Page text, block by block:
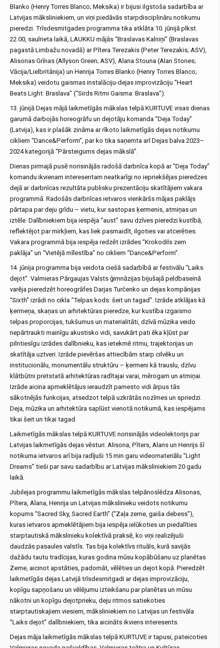
Blanko (Henry Torres Blanco; Meksika) ir bijusi ilgstoša sadarbība ar
Latvijas māksliniekiem, un viņi piedāvās starpdisciplināru notikumu
pieredzi. Trīsdesmitgades programma tika atklāta 10. jūnijā plkst.
22.00, saulrieta laikā, LAUKKU mājās “Braslavas Kalniņi” (Braslavas
pagastā Limbažu novadā) ar Pītera Terezakis (Peter Terezakis; ASV),
Alisonas Grīnas (Allyson Green; ASV), Alana Stouna (Alan Stones;
Vācija/Lielbritānija) un Henrija Torres Blanko (Henry Torres Blanco;
Meksika) veidotu gaismas instalāciju-dejas improvizāciju “Heart
Beats Light: Braslava” (“Sirds Ritmi Gaisma: Braslava”).
13. jūnijā Dejas mājā laikmetīgās mākslas telpā KURTUVE visas dienas
garumā darbojās horeogrāfu un dejotāju komanda “Deja Today”
(Latvija), kas ir plašāk zināma ar rīkoto laikmetīgās dejas notikumu
cikliem “Dance&Perform”, par ko tika saņemta arī Dejas balva 2023–
2024 kategorijā “Pārsteigums dejas mākslā”.
Dienas pirmajā pusē norisinājās radošā darbnīca kopā ar “Deja Today”
komandu ikvienam interesentam neatkarīgi no iepriekšējas pieredzes
dejā ar darbnīcas rezultāta publisku prezentāciju skatītājiem vakara
programmā. Radošās darbnīcas ietvaros vienkāršs mājas paklājs
pārtapa par deju grīdu – vietu, kur sastopas ķermenis, atmiņas un
iztēle. Dalībniekiem bija iespēja “aust” savu dzīves pieredzi kustībā,
reflektējot par mirkļiem, kas liek pasmaidīt, ilgoties vai atcerēties.
Vakara programmā bija iespēja redzēt izrādes “Krokodils zem
paklāja” un “Vietējā mīlestība” no cikliem “Dance&Perform”.
14. jūnija programma bija veidota ciešā sadarbībā ar festivālu “Laiks
dejot”. Valmieras Pārgaujas Valsts ģimnāzijas bijušajā peldbaseinā
varēja pieredzēt horeogrāfes Darjas Turčenko un dejas kompānijas
“Sixth” izrādi no cikla “Telpas kods: šeit un tagad”. Izrāde atklājas kā
ķermeņa, skaņas un arhitektūras pieredze, kur kustība izgaismo
telpas proporcijas, tukšumus un materialitāti, dzīvā mūzika veido
nepārtraukti mainīgu akustisko vidi, savukārt pati ēka kļūst par
pilntiesīgu izrādes dalībnieku, kas ietekmē ritmu, trajektorijas un
skatītāja uztveri. Izrāde pievēršas attiecībām starp cilvēku un
institucionālu, monumentālu struktūru – ķermeni kā trauslu, dzīvu
klātbūtni pretstatā arhitektūras radītajai varai, mērogam un atmiņai.
Izrāde aicina apmeklētājus ieraudzīt pamesto vidi ārpus tās
sākotnējās funkcijas, atsedzot telpā uzkrātās nozīmes un spriedzi.
Deja, mūzika un arhitektūra saplūst vienotā notikumā, kas iespējams
tikai šeit un tikai tagad.
Laikmetīgās mākslas telpā KURTUVE norisinājās videolektorijs par
Latvijas laikmetīgās dejas vēsturi. Alisona, Pīters, Alans un Henrijs šī
notikuma ietvaros arī bija radījuši 15 min garu videomateriālu “Light
Dreams” tieši par savu sadarbību ar Latvijas māksliniekiem 20 gadu
laikā.
Jubilejas programmu laikmetīgās mākslas telpānoslēdza Alisonas,
Pītera, Alana, Henrija un Latvijas mākslinieku veidots notikumu
kopums “Sacred Sky, Sacred Earth” (“Zaļa zeme, gaiša debess”),
kuras ietvaros apmeklētājiem bija iespēja ielūkoties un piedalīties
starptautiskā mākslinieku kolektīvā praksē, ko viņi realizējuši
daudzās pasaules valstīs. Tas bija kolektīvs rituāls, kurā savijās
dažādu tautu tradīcijas, kuras godina mūsu kopābūšanu uz planētas
Zeme, aicinot apstāties, padomāt, vēlēties un dejot kopā. Pieredzēt
laikmetīgās dejas Latvijā trīsdesmitgadi ar dejas improvizāciju,
kopīgu sapņošanu un vēlējumu izteikšanu par planētas un mūsu
nākotni un kopīgu dejotprieku, deju ritmos satiekoties
starptautiskajiem viesiem, māksliniekiem no Latvijas un festivāla
“Laiks dejot” dalībniekiem, tika aicināts ikviens interesents.
Dejas māja laikmetīgās mākslas telpā KURTUVE ir tapusi, pateicoties